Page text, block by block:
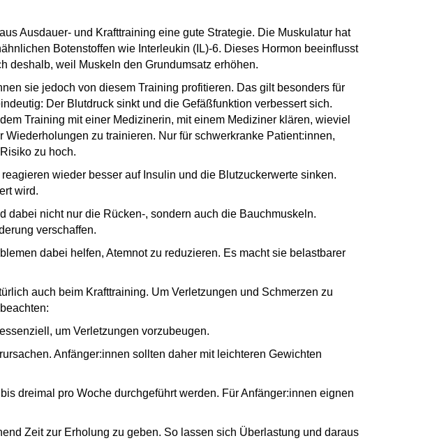
Ausdauer- und Krafttraining eine gute Strategie. Die Muskulatur hat
Botenstoffen wie Interleukin (IL)-6. Dieses Hormon beeinflusst
deshalb, weil Muskeln den Grundumsatz erhöhen.
sie jedoch von diesem Training profitieren. Das gilt besonders für
Der Blutdruck sinkt und die Gefäßfunktion verbessert sich.
Training mit einer Medizinerin, mit einem Mediziner klären, wieviel
zu trainieren. Nur für schwerkranke Patient:innen,
zu hoch.
wieder besser auf Insulin und die Blutzuckerwerte sinken.
wird.
nicht nur die Rücken-, sondern auch die Bauchmuskeln.
verschaffen.
dabei helfen, Atemnot zu reduzieren. Es macht sie belastbarer
auch beim Krafttraining. Um Verletzungen und Schmerzen zu
um Verletzungen vorzubeugen.
Anfänger:innen sollten daher mit leichteren Gewichten
dreimal pro Woche durchgeführt werden. Für Anfänger:innen eignen
Zeit zur Erholung zu geben. So lassen sich Überlastung und daraus